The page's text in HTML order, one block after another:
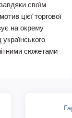
своїм
цієї торгової
на окрему
сюжетами